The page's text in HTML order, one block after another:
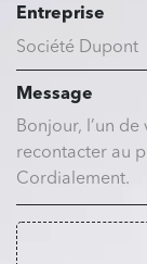
Entreprise
Message